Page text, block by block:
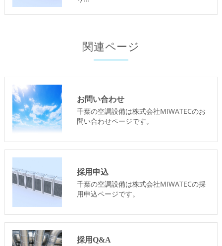
関連ページ
お問い合わせ
千葉の空調設備は株式会社MIWATECのお
問い合わせページです。
採用申込
千葉の空調設備は株式会社MIWATECの採
用申込ページです。
採用Q&A